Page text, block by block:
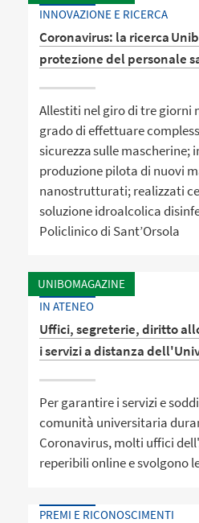
INNOVAZIONE E RICERCA
Coronavirus: la ricerca
protezione del personale
Allestiti nel giro di tre giorni
grado di effettuare
sicurezza sulle mascherine;
produzione pilota di nuovi
nanostrutturati; realizzati
soluzione idroalcolica
Policlinico di Sant’Orsola
UNIBOMAGAZINE
IN ATENEO
Uffici, segreterie, diritto
i servizi a distanza
Per garantire i servizi e
comunità universitaria
Coronavirus, molti uffici
reperibili online e svolgono
PREMI E RICONOSCIMENTI